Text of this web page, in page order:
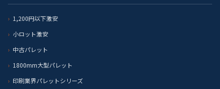
1,200円以下激安
小ロット激安
中古パレット
1800mm大型パレット
印刷業界パレットシリーズ